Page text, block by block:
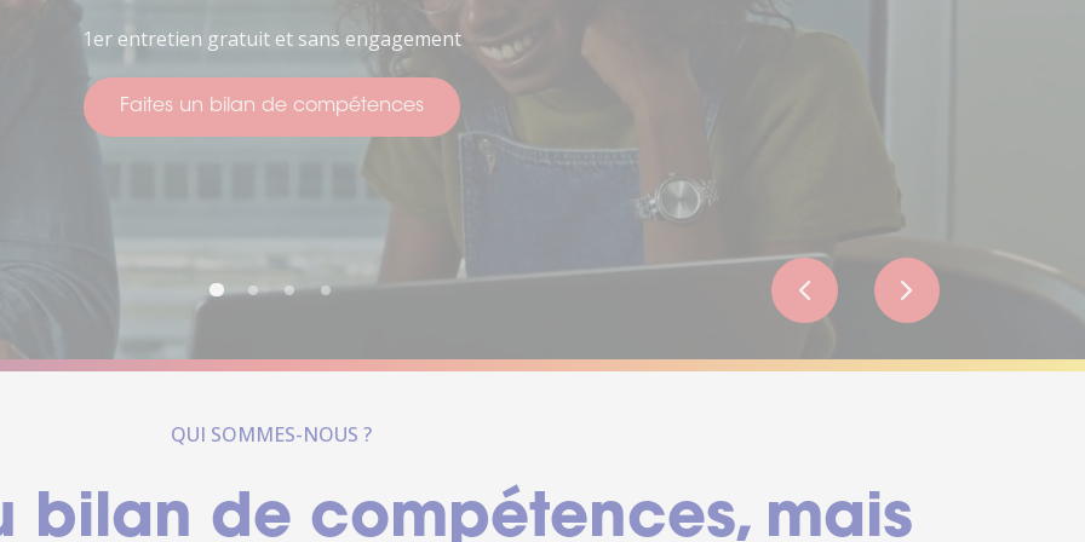
24h
Faites un bilan de compétences
QUI SOMMES-NOUS ?
bilan de compétences, mais